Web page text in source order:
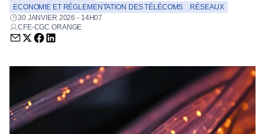
ECONOMIE ET RÉGLEMENTATION DES TÉLÉCOMS
RÉSEAUX
30 JANVIER 2026 - 14H07
CFE-CGC ORANGE
Envoyer par email (nouvelle fenêtre)
Partager sur Twitter (nouvelle fenêtre)
Partager sur Facebook (nouvelle fenêtre)
Partager sur LinkedIn (nouvelle fenêtre)